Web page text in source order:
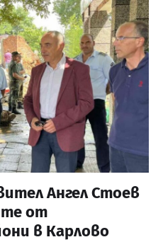
Ангел Стоев
от
в Карлово